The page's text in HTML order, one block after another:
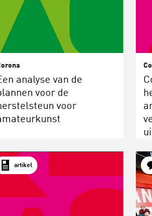
analyse van de
voor de
voor
artikel